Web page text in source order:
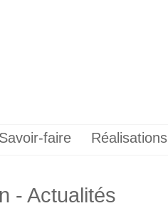
Savoir-faire Réalisations
- Actualités